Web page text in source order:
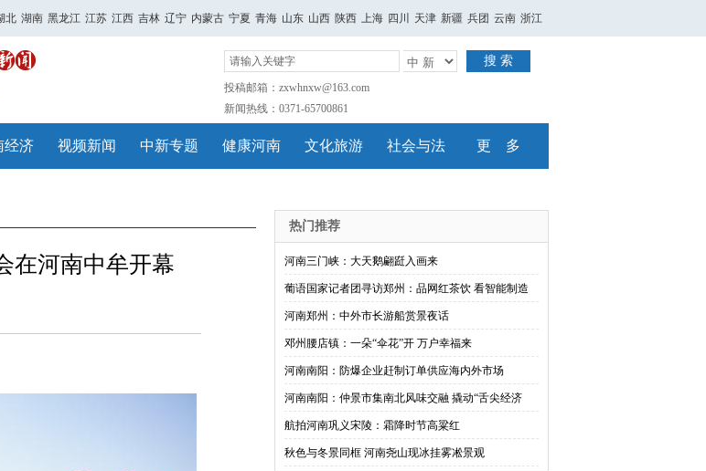
北 湖南 黑龙江 江苏 江西 吉林 辽宁 内蒙古 宁夏 青海 山东 山西 陕西 上海 四川 天津 新疆 兵团 云南 浙江
搜 索
投稿邮箱：zxwhnxw@163.com
新闻热线：0371-65700861
经济 视频新闻 中新专题 健康河南 文化旅游 社会与法 更 多
在河南中牟开幕
热门推荐
河南三门峡：大天鹅翩跹入画来
葡语国家记者团寻访郑州：品网红茶饮 看智能制造
河南郑州：中外市长游船赏景夜话
邓州腰店镇：一朵“伞花”开 万户幸福来
河南南阳：防爆企业赶制订单供应海内外市场
河南南阳：仲景市集南北风味交融 撬动“舌尖经济
航拍河南巩义宋陵：霜降时节高粱红
秋色与冬景同框 河南尧山现冰挂雾凇景观